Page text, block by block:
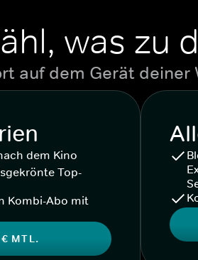
was zu
auf dem Gerät deiner
dem Kino
Top-
Kombi-Abo mit
MTL.